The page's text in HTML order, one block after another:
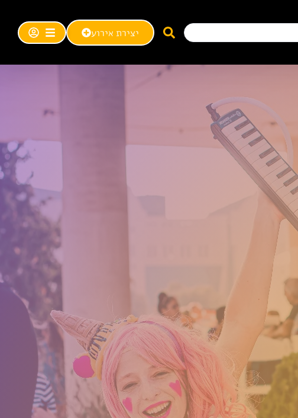
יצירת אירוע